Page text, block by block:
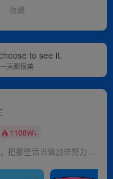
收藏
to see it.
天都很美
1108W+
别因为别人说的话而放弃，把那些话当做加倍努力的动力